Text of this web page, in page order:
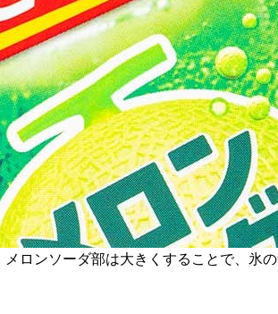
ロンソーダ部は大きくすることで、氷